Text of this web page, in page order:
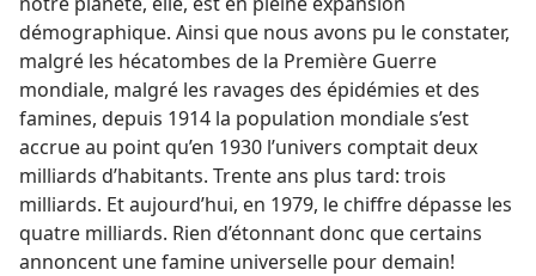
démographique. Ainsi que nous avons pu le constater,
malgré les hécatombes de la Première Guerre
mondiale, malgré les ravages des épidémies et des
famines, depuis 1914 la population mondiale s’est
accrue au point qu’en 1930 l’univers comptait deux
milliards d’habitants. Trente ans plus tard: trois
milliards. Et aujourd’hui, en 1979, le chiffre dépasse les
quatre milliards. Rien d’étonnant donc que certains
annoncent une famine universelle pour demain!